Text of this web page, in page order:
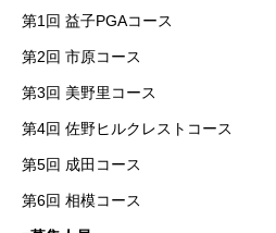
第1回 益子PGAコース
第2回 市原コース
第3回 美野里コース
第4回 佐野ヒルクレストコース
第5回 成田コース
第6回 相模コース